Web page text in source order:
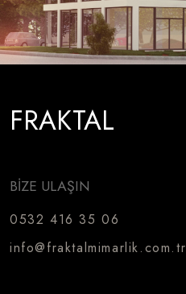
FRAKTAL
BİZE ULAŞIN
0532 416 35 06
info@fraktalmimarlik.com.tr